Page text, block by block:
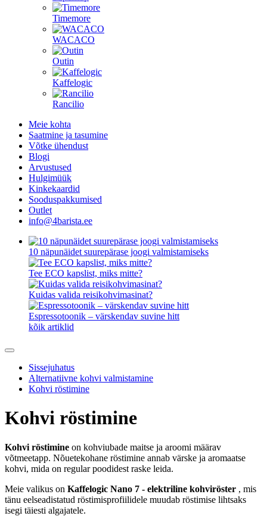
Timemore
WACACO
Outin
Kaffelogic
Rancilio
Meie kohta
Saatmine ja tasumine
Võtke ühendust
Blogi
Arvustused
Hulgimüük
Kinkekaardid
Sooduspakkumised
Outlet
info@4barista.ee
10 näpunäidet suurepärase joogi valmistamiseks
Tee ECO kapslist, miks mitte?
Kuidas valida reisikohvimasinat?
Espressotoonik – värskendav suvine hitt
kõik artiklid
Sissejuhatus
Alternatiivne kohvi valmistamine
Kohvi röstimine
Kohvi röstimine
Kohvi röstimine on kohviubade maitse ja aroomi määrav
võtmeetapp. Nõuetekohane röstimine annab värske ja aromaatse
kohvi, mida on regular poodidest raske leida.
Meie valikus on Kaffelogic Nano 7 - elektriline kohviröster , mis
tänu eelseadistatud röstimisprofiilidele muudab röstimise lihtsaks
isegi täiesti algajatele.